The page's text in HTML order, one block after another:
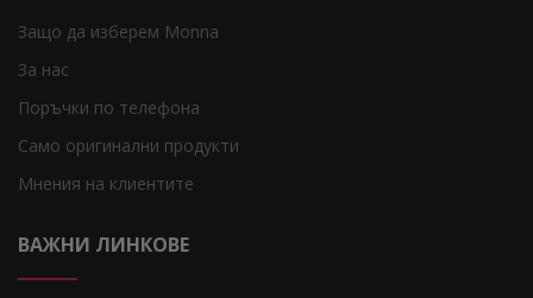
Защо да изберем Monna
За нас
Поръчки по телефона
Само оригинални продукти
Мнения на клиентите
ВАЖНИ ЛИНКОВЕ